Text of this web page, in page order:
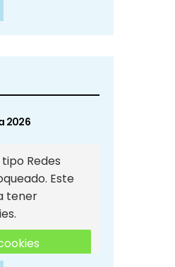
de Redes
2026
Redes
Este
tener